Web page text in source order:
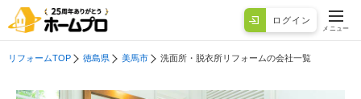
ログイン
メニュー
リフォームTOP 徳島県 美馬市 洗面所・脱衣所リフォームの会社一覧